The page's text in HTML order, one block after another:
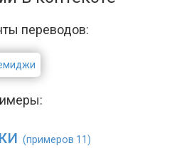
переводов:
(примеров 11)